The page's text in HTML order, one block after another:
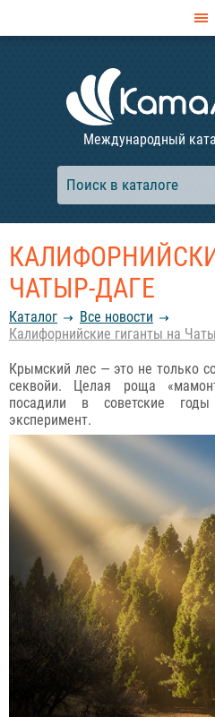
Международный
ЧАТЫР-ДАГЕ
Каталог
Все новости
Калифорнийские гиганты на
Крымский лес — это не только
секвойи. Целая роща
посадили в советские
эксперимент.